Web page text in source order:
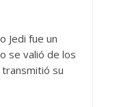
Jedi fue un
se valió de los
su